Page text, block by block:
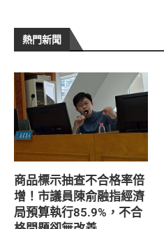
熱門新聞
商品標示抽查不合格率倍
增！市議員陳俞融指經濟
局預算執行85.9%，不合